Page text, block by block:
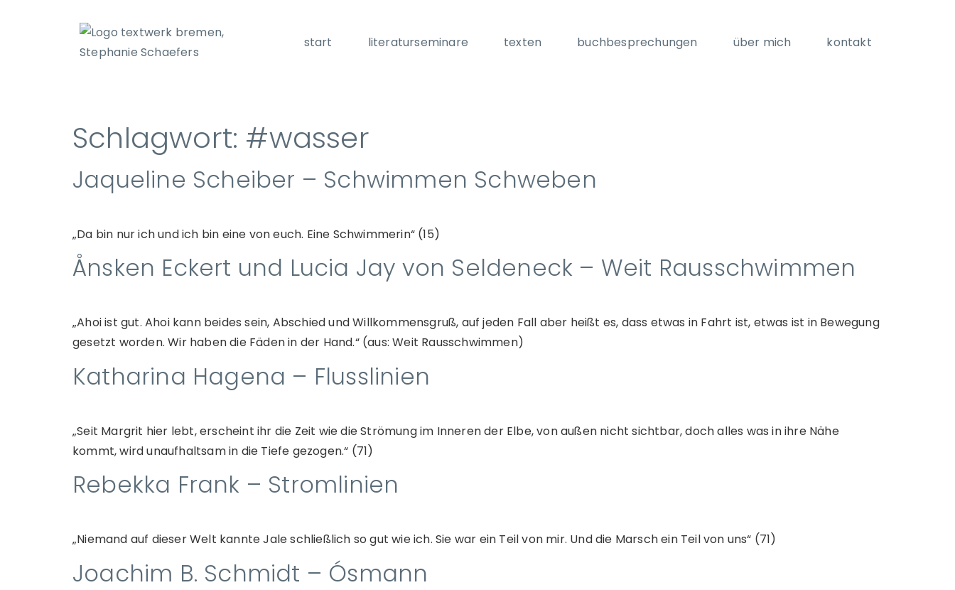
start literaturseminare texten buchbesprechungen über mich kontakt
Schlagwort: #wasser
Jaqueline Scheiber – Schwimmen Schweben
„Da bin nur ich und ich bin eine von euch. Eine Schwimmerin“ (15)
Ånsken Eckert und Lucia Jay von Seldeneck – Weit Rausschwimmen
„Ahoi ist gut. Ahoi kann beides sein, Abschied und Willkommensgruß, auf jeden Fall aber heißt es, dass etwas in Fahrt ist, etwas ist in Bewegung
gesetzt worden. Wir haben die Fäden in der Hand.“ (aus: Weit Rausschwimmen)
Katharina Hagena – Flusslinien
„Seit Margrit hier lebt, erscheint ihr die Zeit wie die Strömung im Inneren der Elbe, von außen nicht sichtbar, doch alles was in ihre Nähe
kommt, wird unaufhaltsam in die Tiefe gezogen.“ (71)
Rebekka Frank – Stromlinien
„Niemand auf dieser Welt kannte Jale schließlich so gut wie ich. Sie war ein Teil von mir. Und die Marsch ein Teil von uns“ (71)
Joachim B. Schmidt – Ósmann